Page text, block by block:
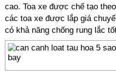
cao. Toa xe được chế tạo
các toa xe được lắp giá
có khả năng chống rung lắc